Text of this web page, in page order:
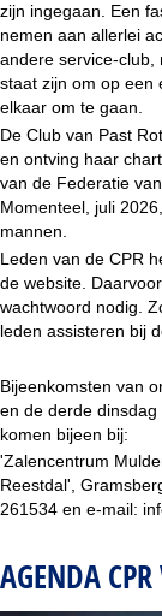
zijn ingegaan. Een
nemen aan allerlei
andere service-club,
staat zijn om op een
elkaar om te gaan.
De Club van Past
en ontving haar
van de Federatie
Momenteel, juli
mannen.
Leden van de CPR
de website.
wachtwoord nodig.
leden assisteren bij
Bijeenkomsten van
en de derde
komen bijeen bij:
'Zalencentrum
Reestdal',
261534 en e-mail:
AGENDA